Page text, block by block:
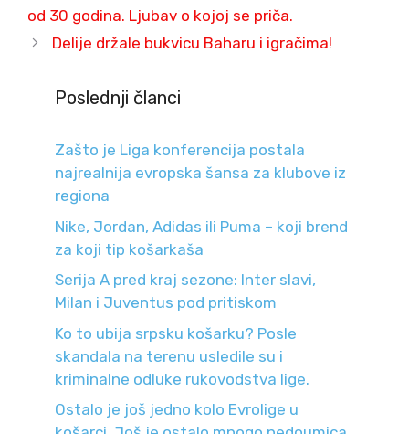
od 30 godina. Ljubav o kojoj se priča.
Delije držale bukvicu Baharu i igračima!
Poslednji članci
Zašto je Liga konferencija postala
najrealnija evropska šansa za klubove iz
regiona
Nike, Jordan, Adidas ili Puma – koji brend
za koji tip košarkaša
Serija A pred kraj sezone: Inter slavi,
Milan i Juventus pod pritiskom
Ko to ubija srpsku košarku? Posle
skandala na terenu usledile su i
kriminalne odluke rukovodstva lige.
Ostalo je još jedno kolo Evrolige u